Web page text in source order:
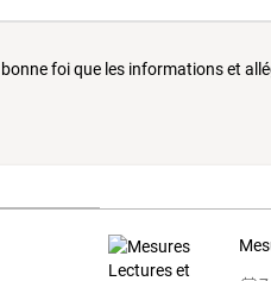
foi que les informations et